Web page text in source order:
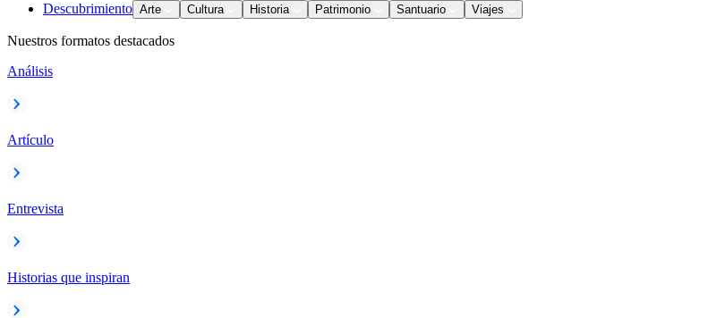
Descubrimiento Arte Cultura Historia Patrimonio Santuario Viajes
Nuestros formatos destacados
Análisis
Artículo
Entrevista
Historias que inspiran